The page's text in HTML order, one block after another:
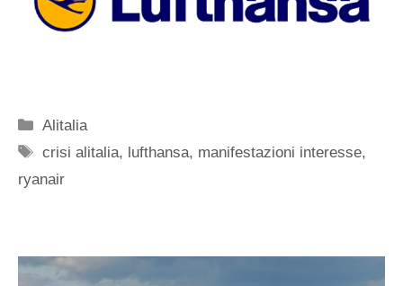
Categorie
Alitalia
Tag
crisi alitalia, lufthansa, manifestazioni interesse,
ryanair